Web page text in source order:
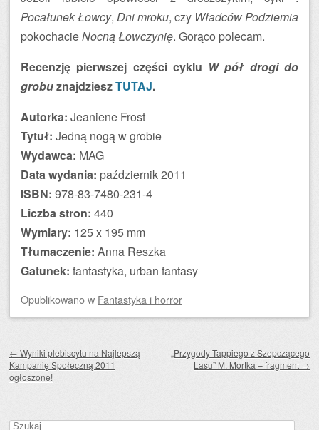
Pocałunek Łowcy, Dni mroku, czy Władców Podziemia
pokochacieNocną Łowczynię. Gorąco polecam.
Recenzję pierwszej części cyklu W pół drogi do
grobuznajdzieszTUTAJ.
Autorka: Jeaniene Frost
Tytuł: Jedną nogą w grobie
Wydawca: MAG
Data wydania: październik 2011
ISBN: 978-83-7480-231-4
Liczba stron: 440
Wymiary: 125 x 195 mm
Tłumaczenie: Anna Reszka
Gatunek: fantastyka, urban fantasy
Opublikowanow Fantastyka i horror
← Wyniki plebiscytu na Najlepszą
Kampanię Społeczną 2011
ogłoszone!
„Przygody Tappiego z Szepczącego
Lasu” M. Mortka – fragment →
Szukaj: